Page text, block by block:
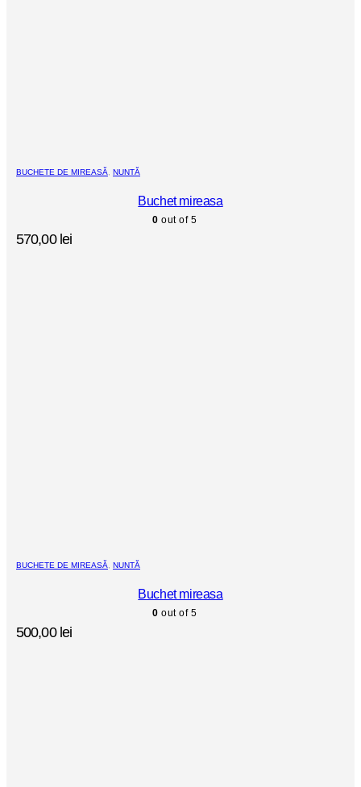
BUCHETE DE MIREASĂ NUNTĂ
Buchet mireasa
0 out of 5
570,00 lei
BUCHETE DE MIREASĂ NUNTĂ
Buchet mireasa
0 out of 5
500,00 lei